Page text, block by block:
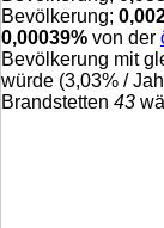
Bevölkerung;
0,00039% von der
Bevölkerung mit
würde (3,03% /
Brandstetten 43